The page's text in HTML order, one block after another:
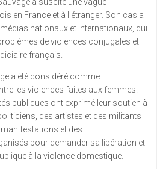
en France et à l’étranger. Son cas a
nationaux et internationaux, qui
de violences conjugales et
français.
a été considéré comme
les violences faites aux femmes.
publiques ont exprimé leur soutien à
des artistes et des militants
et des
pour demander sa libération et
à la violence domestique.